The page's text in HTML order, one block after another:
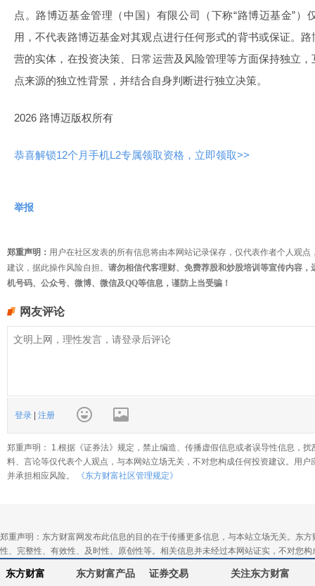
点。路博迈基金管理（中国）有限公司（下称“路博迈基金”）
用，不代表路博迈基金对其观点进行任何形式的背书或保证。
营的实体，在投资决策、日常运营及风险管理等方面保持独立
点来源的独立性背景，并结合自身判断进行独立决策。
2026 路博迈版权所有
恭喜解锁12个月手机L2专属领取资格，立即领取>>
举报
郑重声明： 用户在社区发表的所有信息将由本网站记录保存，仅代表作者个人观
建议，据此操作风险自担。 请勿相信代客理财、免费荐股和炒股培训等宣传内容
机号码、公众号、微博、微信及QQ等信息，谨防上当受骗！
网友评论
登录 | 注册
郑重声明： 1.根据《证券法》规定，禁止编造、传播虚假信息或者误导性信息，
料、言论等仅代表个人观点，与本网站立场无关，不对您构成任何投资建议。用
并承担相应风险。
《东方财富社区管理规定》
郑重声明：东方财富网发布此信息的目的在于传播更多信息，与本站立场无关。东
性、完整性、有效性、及时性、原创性等。相关信息并未经过本网站证实，不对您
东方财富 东方财富产品 证券交易 关注东方财富